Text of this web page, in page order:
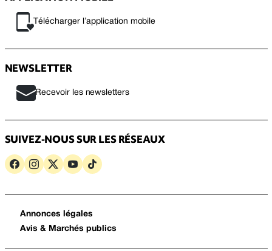
Télécharger l’application mobile
NEWSLETTER
Recevoir les newsletters
SUIVEZ-NOUS SUR LES RÉSEAUX
Annonces légales
Avis & Marchés publics